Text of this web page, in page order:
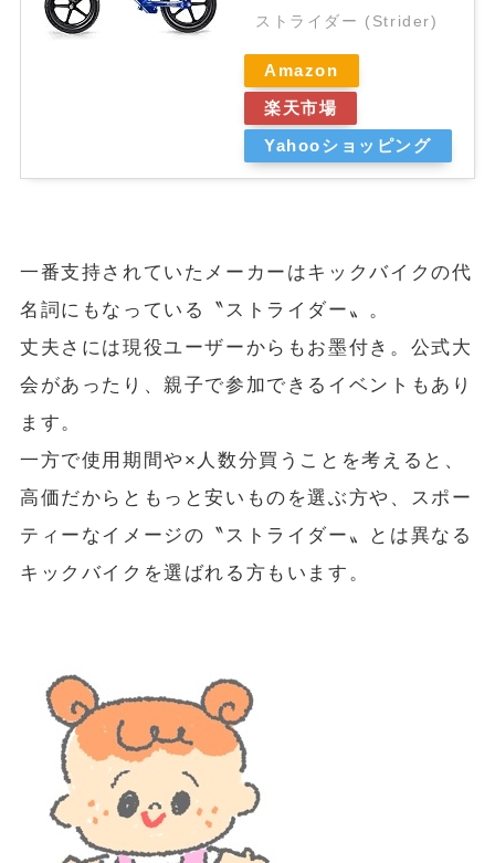
ストライダー (Strider)
Amazon
楽天市場
Yahooショッピング
一番支持されていたメーカーはキックバイクの代
名詞にもなっている〝ストライダー〟。
丈夫さには現役ユーザーからもお墨付き。公式大
会があったり、親子で参加できるイベントもあり
ます。
一方で使用期間や×人数分買うことを考えると、
高価だからともっと安いものを選ぶ方や、スポー
ティーなイメージの〝ストライダー〟とは異なる
キックバイクを選ばれる方もいます。